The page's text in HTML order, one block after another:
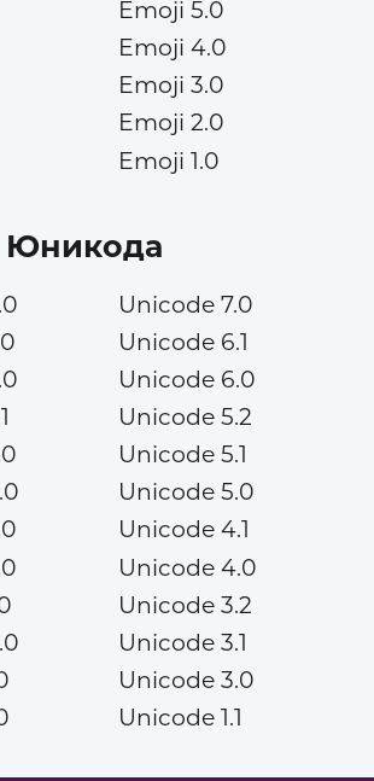
Emoji 5.0
Emoji 4.0
Emoji 3.0
Emoji 2.0
Emoji 1.0
Юникода
Unicode 7.0
Unicode 6.1
Unicode 6.0
Unicode 5.2
Unicode 5.1
Unicode 5.0
Unicode 4.1
Unicode 4.0
Unicode 3.2
Unicode 3.1
Unicode 3.0
Unicode 1.1